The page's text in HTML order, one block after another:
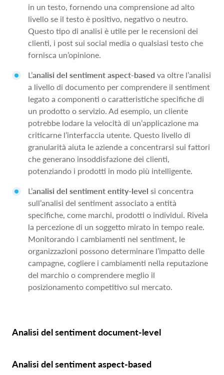
in un testo, fornendo una comprensione ad alto
livello se il testo è positivo, negativo o neutro.
Questo tipo di analisi è utile per le recensioni dei
clienti, i post sui social media o qualsiasi testo che
fornisca un’opinione.
L’analisi del sentiment aspect-based va oltre l’analisi
a livello di documento per comprendere il sentiment
legato a componenti o caratteristiche specifiche di
un prodotto o servizio. Ad esempio, un cliente
potrebbe lodare la velocità di un’applicazione ma
criticarne l’interfaccia utente. Questo livello di
granularità aiuta le aziende a concentrarsi sui fattori
che generano insoddisfazione dei clienti,
potenziando i prodotti in modo più intelligente.
L’analisi del sentiment entity-level si concentra
sull’analisi del sentiment associato a entità
specifiche, come marchi, prodotti o individui. Rivela
la percezione di un soggetto mirato in tempo reale.
Monitorando i cambiamenti nel sentiment, le
organizzazioni possono determinare l’impatto delle
campagne, cogliere i cambiamenti nella reputazione
del marchio o comprendere meglio il
posizionamento competitivo sul mercato.
Analisi del sentiment document-level
Analisi del sentiment aspect-based